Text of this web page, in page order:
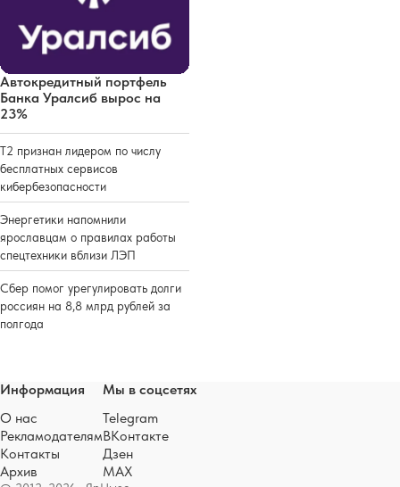
Автокредитный портфель
Банка Уралсиб вырос на
23%
Т2 признан лидером по числу
бесплатных сервисов
кибербезопасности
Энергетики напомнили
ярославцам о правилах работы
спецтехники вблизи ЛЭП
Сбер помог урегулировать долги
россиян на 8,8 млрд рублей за
полгода
Информация
О нас
Рекламодателям
Контакты
Архив
Мы в соцсетях
Telegram
ВКонтакте
Дзен
MAX